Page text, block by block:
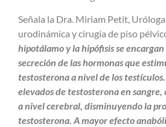
Señala la Dra. Miriam Petit,
urodinámica y cirugía de piso
hipotálamo y la hipófisis se
secreción de las hormonas que
testosterona a nivel de los
elevados de testosterona en
a nivel cerebral, disminuyendo la
testosterona. A mayor efecto